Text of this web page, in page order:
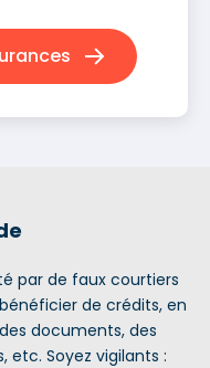
par de faux courtiers
de crédits, en
documents, des
etc. Soyez vigilants :